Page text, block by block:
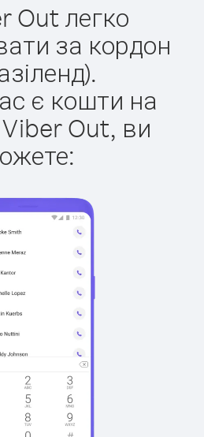
Out легко
за кордон
є кошти на
Out, ви